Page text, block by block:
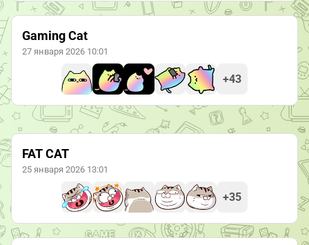
Gaming Cat
27 января 2026 10:01
+43
FAT CAT
25 января 2026 13:01
+35